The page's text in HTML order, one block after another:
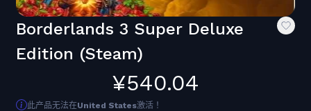
Borderlands 3 Super Deluxe
Edition (Steam)
¥540.04
此产品无法在United States激活！